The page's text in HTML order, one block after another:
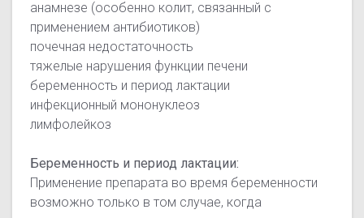
анамнезе (особенно колит, связанный с
применением антибиотиков)
почечная недостаточность
тяжелые нарушения функции печени
беременность и период лактации
инфекционный мононуклеоз
лимфолейкоз
Беременность и период лактации:
Применение препарата во время беременности
возможно только в том случае, когда